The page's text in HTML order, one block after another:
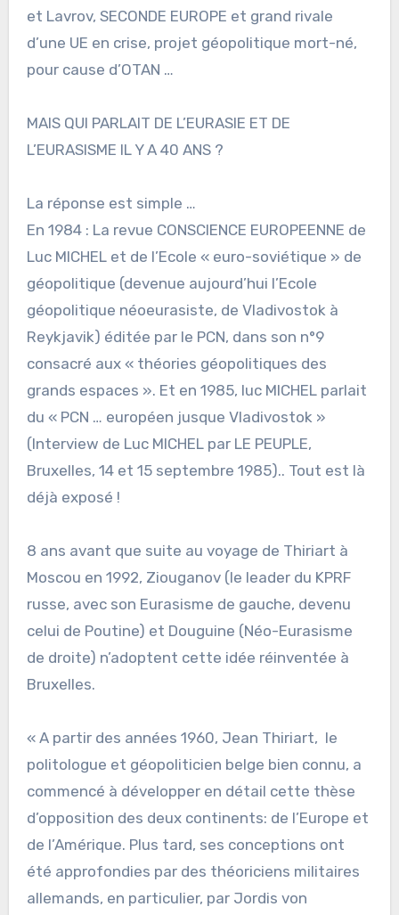
et Lavrov, SECONDE EUROPE et grand rivale
d’une UE en crise, projet géopolitique mort-né,
pour cause d’OTAN …
MAIS QUI PARLAIT DE L’EURASIE ET DE
L’EURASISME IL Y A 40 ANS ?
La réponse est simple …
En 1984 : La revue CONSCIENCE EUROPEENNE de
Luc MICHEL et de l’Ecole « euro-soviétique » de
géopolitique (devenue aujourd’hui l’Ecole
géopolitique néoeurasiste, de Vladivostok à
Reykjavik) éditée par le PCN, dans son n°9
consacré aux « théories géopolitiques des
grands espaces ». Et en 1985, luc MICHEL parlait
du « PCN … européen jusque Vladivostok »
(Interview de Luc MICHEL par LE PEUPLE,
Bruxelles, 14 et 15 septembre 1985).. Tout est là
déjà exposé !
8 ans avant que suite au voyage de Thiriart à
Moscou en 1992, Ziouganov (le leader du KPRF
russe, avec son Eurasisme de gauche, devenu
celui de Poutine) et Douguine (Néo-Eurasisme
de droite) n’adoptent cette idée réinventée à
Bruxelles.
« A partir des années 1960, Jean Thiriart, le
politologue et géopoliticien belge bien connu, a
commencé à développer en détail cette thèse
d’opposition des deux continents: de l’Europe et
de l’Amérique. Plus tard, ses conceptions ont
été approfondies par des théoriciens militaires
allemands, en particulier, par Jordis von